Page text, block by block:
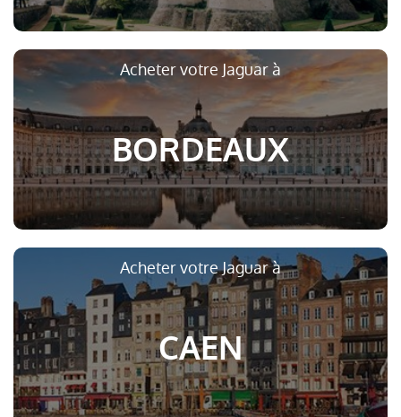
Acheter votre Jaguar à
BORDEAUX
Acheter votre Jaguar à
CAEN